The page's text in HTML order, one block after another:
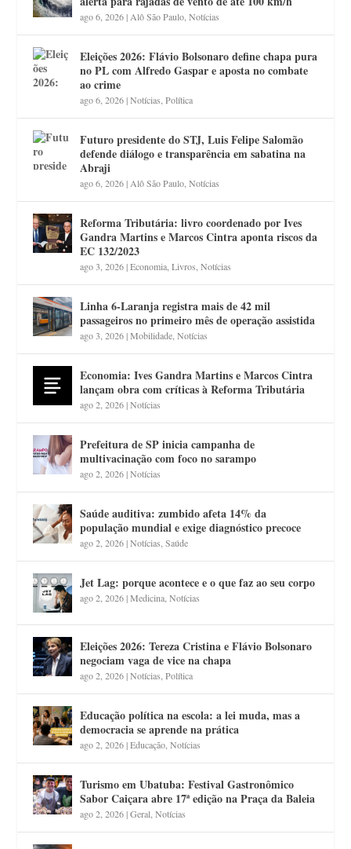
ago 6, 2026|Alô São Paulo,Notícias
Eleições 2026: Flávio Bolsonaro define chapa pura
no PL com Alfredo Gaspar e aposta no combate
ao crime
ago 6, 2026|Notícias,Política
Futuro presidente do STJ, Luis Felipe Salomão
defende diálogo e transparência em sabatina na
Abraji
ago 6, 2026|Alô São Paulo,Notícias
Reforma Tributária: livro coordenado por Ives
Gandra Martins e Marcos Cintra aponta riscos da
EC 132/2023
ago 3, 2026|Economia,Livros,Notícias
Linha 6-Laranja registra mais de 42 mil
passageiros no primeiro mês de operação assistida
ago 3, 2026|Mobilidade,Notícias
Economia: Ives Gandra Martins e Marcos Cintra
lançam obra com críticas à Reforma Tributária
ago 2, 2026|Notícias
Prefeitura de SP inicia campanha de
multivacinação com foco no sarampo
ago 2, 2026|Notícias
Saúde auditiva: zumbido afeta 14% da
população mundial e exige diagnóstico precoce
ago 2, 2026|Notícias,Saúde
Jet Lag: porque acontece e o que faz ao seu corpo
ago 2, 2026|Medicina,Notícias
Eleições 2026: Tereza Cristina e Flávio Bolsonaro
negociam vaga de vice na chapa
ago 2, 2026|Notícias,Política
Educação política na escola: a lei muda, mas a
democracia se aprende na prática
ago 2, 2026|Educação,Notícias
Turismo em Ubatuba: Festival Gastronômico
Sabor Caiçara abre 17ª edição na Praça da Baleia
ago 2, 2026|Geral,Notícias